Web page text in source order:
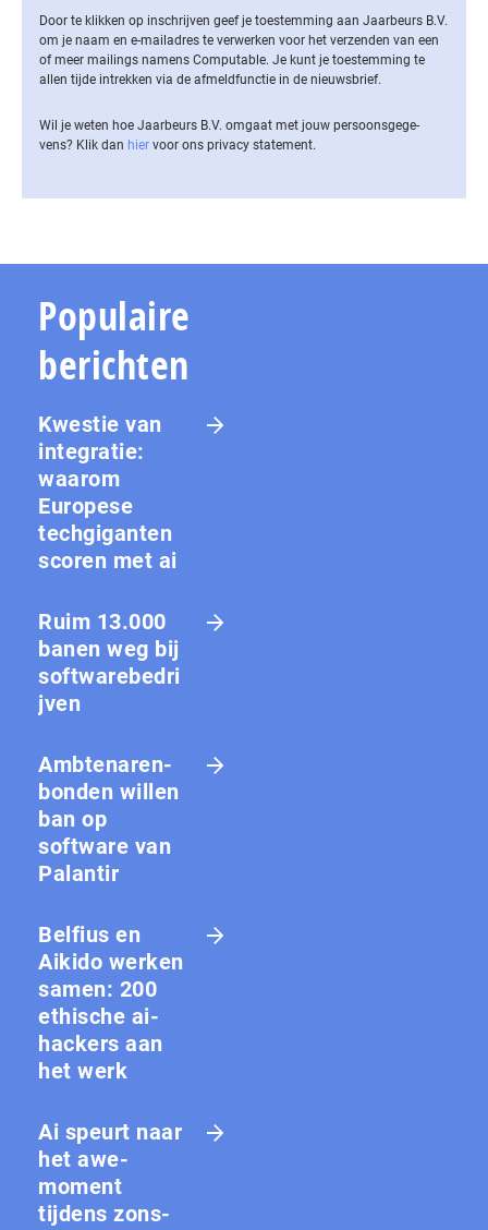
Door te klikken op inschrijven geef je toestemming aan Jaarbeurs B.V.
om je naam en e-mailadres te verwerken voor het verzenden van een
of meer mailings namens Computable. Je kunt je toestemming te
allen tijde intrekken via de af­meld­func­tie in de nieuwsbrief.
Wil je weten hoe Jaarbeurs B.V. omgaat met jouw per­soons­ge­ge­
vens? Klik dan hier voor ons privacy statement.
Populaire
berichten
Kwestie van
integratie:
waarom
Europese
techgiganten
scoren met ai
Ruim 13.000
banen weg bij
softwarebedri
jven
Amb­te­na­ren­
bon­den willen
ban op
software van
Palantir
Belfius en
Aikido werken
samen: 200
ethische ai-
hackers aan
het werk
Ai speurt naar
het awe-
moment
tijdens zons­